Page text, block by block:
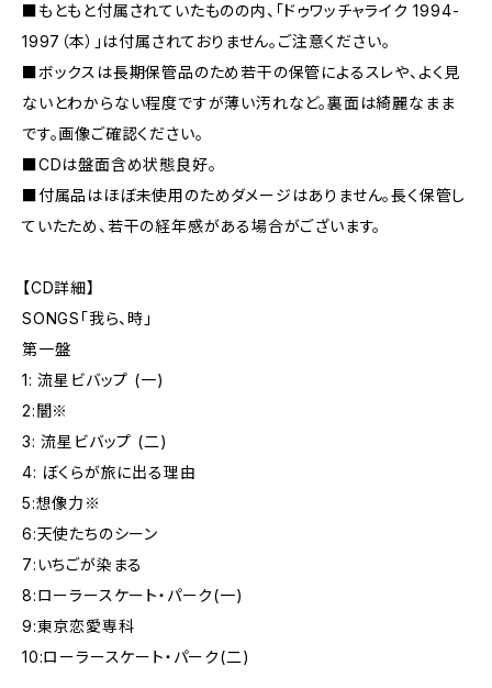
■もともと付属されていたものの内、「ドゥワッチャライク 1994-
1997（本）」は付属されておりません。ご注意ください。
■ボックスは長期保管品のため若干の保管によるスレや、よく見
ないとわからない程度ですが薄い汚れなど。裏面は綺麗なまま
です。画像ご確認ください。
■CDは盤面含め状態良好。
■付属品はほぼ未使用のためダメージはありません。長く保管し
ていたため、若干の経年感がある場合がございます。
【CD詳細】
SONGS「我ら、時」
第一盤
1: 流星ビバップ (一)
2:闇※
3: 流星ビバップ (二)
4: ぼくらが旅に出る理由
5:想像力※
6:天使たちのシーン
7:いちごが染まる
8:ローラースケート・パーク(一)
9:東京恋愛専科
10:ローラースケート・パーク(二)